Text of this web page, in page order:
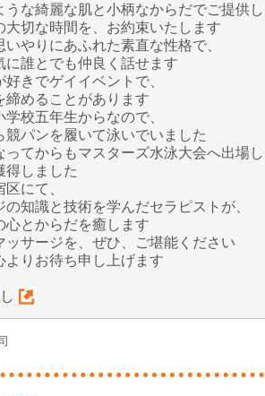
うな綺麗な肌と小柄なからだでご提供
大切な時間を、お約束いたします
いやりにあふれた素直な性格で、
に誰とでも仲良く話せます
きでゲイイベントで、
締めることがあります
学校五年生からなので、
競パンを履いて泳いでいました
ってからもマスターズ水泳大会へ出場し
得しました
にて、
の知識と技術を学んだセラピストが、
心とからだを癒します
ッサージを、ぜひ、ご堪能ください
よりお待ち申し上げます